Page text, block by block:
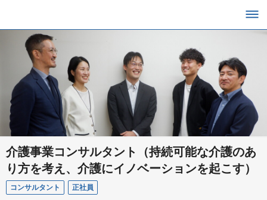
介護事業コンサルタント（持続可能な介護のあ
り方を考え、介護にイノベーションを起こす）
コンサルタント 正社員